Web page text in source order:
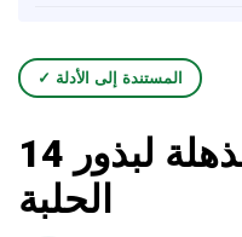
✓ المستندة إلى الأدلة
14 فوائد صحية مذهلة لبذور
الحلبة